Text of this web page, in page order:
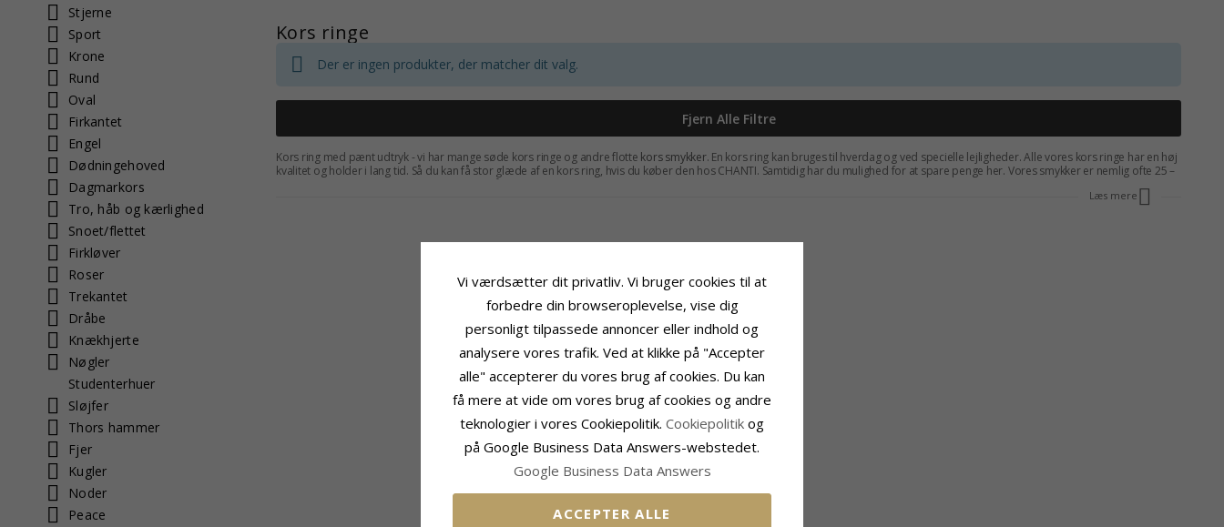
Stjerne
Sport
Krone
Rund
Oval
Firkantet
Engel
Dødningehoved
Dagmarkors
Tro, håb og kærlighed
Snoet/flettet
Firkløver
Roser
Trekantet
Dråbe
Knækhjerte
Nøgler
Studenterhuer
Sløjfer
Thors hammer
Fjer
Kugler
Noder
Peace
Kors ringe
Der er ingen produkter, der matcher dit valg.
Fjern Alle Filtre
Kors ring med pænt udtryk - vi har mange søde kors ringe og andre flotte kors smykker. En kors ring kan bruges til hverdag og ved specielle lejligheder. Alle vores kors ringe har en høj
kvalitet og holder i lang tid. Så du kan få stor glæde af en kors ring, hvis du køber den hos CHANTI. Samtidig har du mulighed for at spare penge her. Vores smykker er nemlig ofte 25 –
70 % billigere end vejledende butikspriser. Så køb din kors ring her eller find en anden
Læs mere
Vi værdsætter dit privatliv. Vi bruger cookies til at
forbedre din browseroplevelse, vise dig
personligt tilpassede annoncer eller indhold og
analysere vores trafik. Ved at klikke på "Accepter
alle" accepterer du vores brug af cookies. Du kan
få mere at vide om vores brug af cookies og andre
teknologier i vores Cookiepolitik. Cookiepolitik og
på Google Business Data Answers-webstedet.
Google Business Data Answers
ACCEPTER ALLE